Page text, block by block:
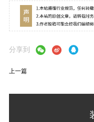
分享到
上一篇